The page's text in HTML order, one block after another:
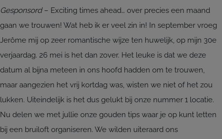
Gesponsord– Exciting times ahead… over precies een maand
gaan we trouwen! Wat heb ik er veel zin in! In september vroeg
Jerôme mij op zeer romantische wijze ten huwelijk, op mijn 30e
verjaardag. 26 mei is het dan zover. Het leuke is dat we deze
datum al bijna meteen in ons hoofd hadden om te trouwen,
maar aangezien het vrij kortdag was, wisten we niet of het zou
lukken. Uiteindelijk is het dus gelukt bij onze nummer 1 locatie.
Nu delen we met jullie onze gouden tips waar je op kunt letten
bij een bruiloft organiseren. We wilden uiteraard ons